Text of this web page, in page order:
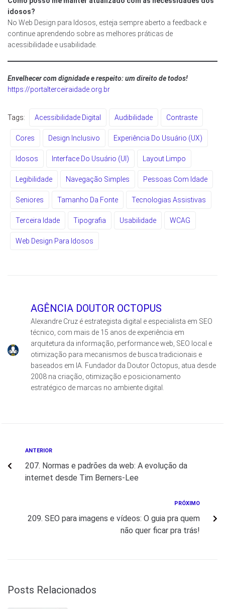
idosos?
No Web Design para Idosos, esteja sempre aberto a feedback e
continue aprendendo sobre as melhores práticas de
acessibilidade e usabilidade.
Envelhecer com dignidade e respeito: um direito de todos!
https://portalterceiraidade.org.br
Tags: Acessibilidade Digital Audibilidade Contraste
Cores Design Inclusivo Experiência Do Usuário (UX)
Idosos Interface Do Usuário (UI) Layout Limpo
Legibilidade Navegação Simples Pessoas Com Idade
Seniores Tamanho Da Fonte Tecnologias Assistivas
Terceira Idade Tipografia Usabilidade WCAG
Web Design Para Idosos
AGÊNCIA DOUTOR OCTOPUS
Alexandre Cruz é estrategista digital e especialista em SEO
técnico, com mais de 15 anos de experiência em
arquitetura da informação, performance web, SEO local e
otimização para mecanismos de busca tradicionais e
baseados em IA. Fundador da Doutor Octopus, atua desde
2008 na criação, otimização e posicionamento
estratégico de marcas no ambiente digital.
ANTERIOR
207. Normas e padrões da web: A evolução da
internet desde Tim Berners-Lee
PRÓXIMO
209. SEO para imagens e vídeos: O guia pra quem
não quer ficar pra trás!
Posts Relacionados